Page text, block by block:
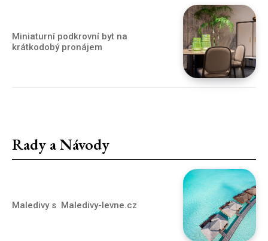
Miniaturní podkrovní byt na
krátkodobý pronájem
Rady a Návody
Maledivy s Maledivy-levne.cz